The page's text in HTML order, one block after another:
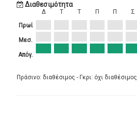
Διαθεσιμότητα
Πρωί
Μεσ.
Απόγ.
Δ Τ Τ Π Π Σ
Πράσινο: διαθέσιμος - Γκρι: όχι διαθέσιμος